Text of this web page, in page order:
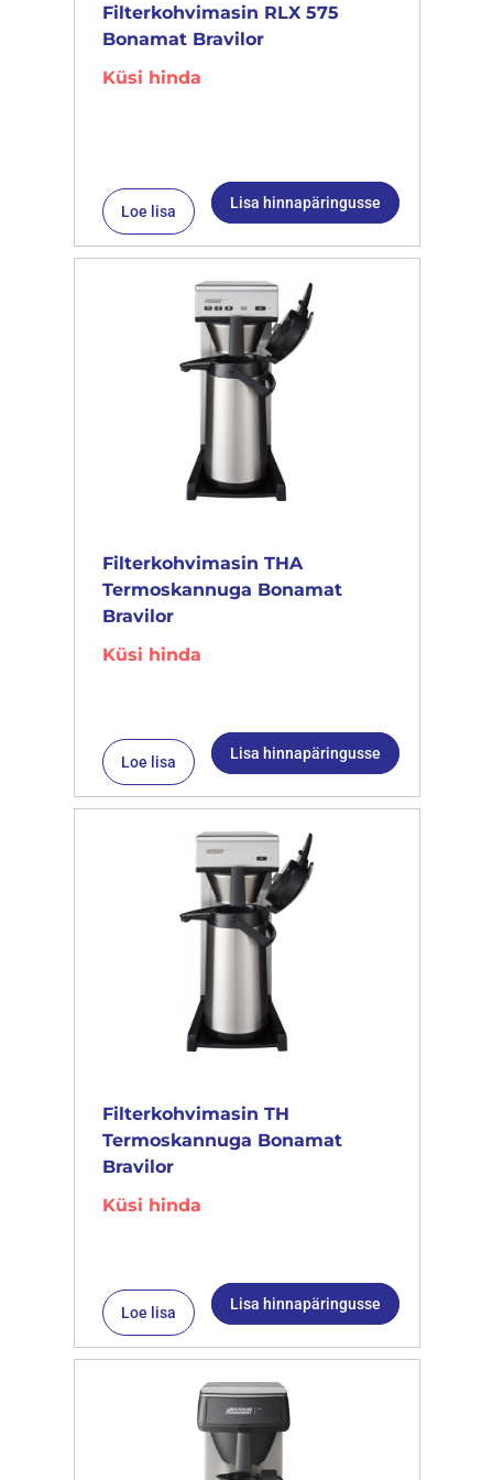
Filterkohvimasin RLX 575
Bonamat Bravilor
Küsi hinda
Loe lisa Lisa hinnapäringusse
Filterkohvimasin THA
Termoskannuga Bonamat
Bravilor
Küsi hinda
Loe lisa Lisa hinnapäringusse
Filterkohvimasin TH
Termoskannuga Bonamat
Bravilor
Küsi hinda
Loe lisa Lisa hinnapäringusse